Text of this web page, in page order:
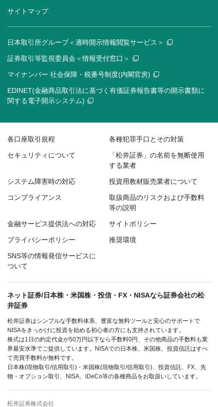
サイトマップ
日本取引所グループ＜適時開示情報閲覧サービス＞
証券取引等監視委員会＜情報受付窓口＞
マイナンバー 社会保障・税番号制度(内閣官房)
EDINET(金融商品取引法に基づく有価証券報告書等の開示書類に
関する電子開示システム)
各口座取引規程 各種犯罪手口とその対策
セキュリティについて
「松井証券」の名前を無断使用
する業者
システム障害時の対応 投資用教材販売業者について
コンプライアンス
取扱商品のリスクおよび手数料
等の説明
金融サービス提供法への対応 サイトポリシー
プライバシーポリシー 推奨環境
SNS等の情報発信サービスに
ついて
ネット証券/日本株・米国株・投信・FX・NISAなら証券会社の松
井証券
松井証券はシンプルな手数料体系、豊富な無料ツールと安心のサポートで
NISAをきっかけに投資を始める初心者の方にも支持されています。
株式は1日の約定代金が50万円以下なら手数料0円、その他商品の手数料も業
界最安水準でご提供しています。NISAでの日本株、米国株、投資信託はすべ
て売買手数料が無料です。
日本株(現物取引/信用取引)・米国株(現物取引/信用取引)、投資信託、FX、先
物・オプション取引、NISA、iDeCo等の各種商品をお取扱いしています。
松井証券株式会社